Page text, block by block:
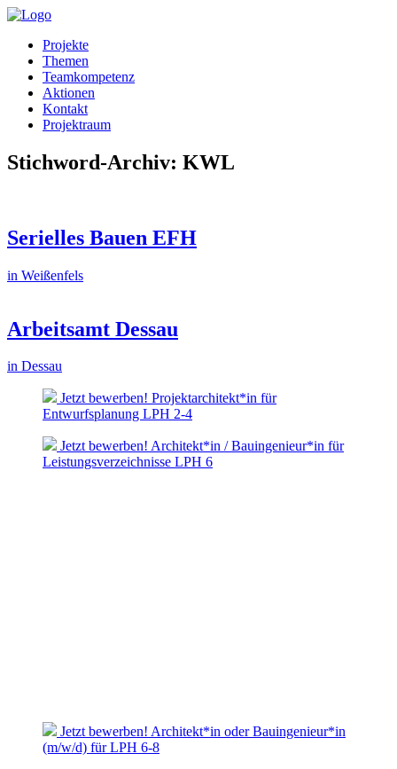
Projekte
Themen
Teamkompetenz
Aktionen
Kontakt
Projektraum
Stichword-Archiv: KWL
Serielles Bauen EFH
in Weißenfels
Arbeitsamt Dessau
in Dessau
Jetzt bewerben! Projektarchitekt*in für
Entwurfsplanung LPH 2-4
Jetzt bewerben! Architekt*in / Bauingenieur*in für
Leistungsverzeichnisse LPH 6
Jetzt bewerben! Architekt*in oder Bauingenieur*in
(m/w/d) für LPH 6-8